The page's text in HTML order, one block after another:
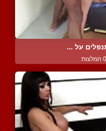
על ...
0 המלצות